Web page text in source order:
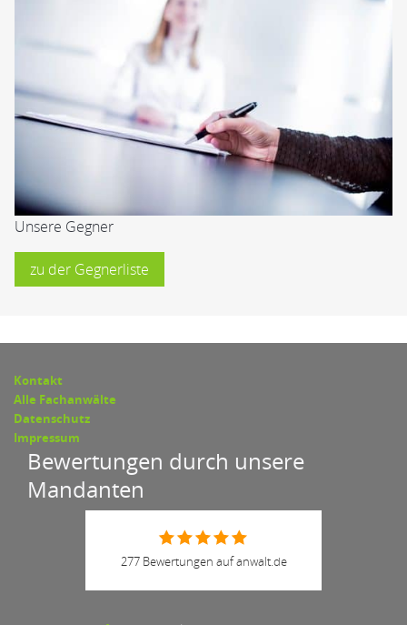
Unsere Gegner
zu der Gegnerliste
Kontakt
Alle Fachanwälte
Datenschutz
Impressum
Bewertungen durch unsere
Mandanten
277 Bewertungen auf anwalt.de